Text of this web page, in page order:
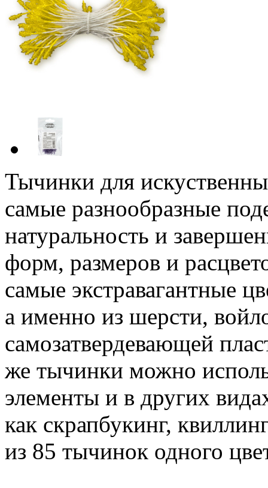
Тычинки для
самые разнообразные
натуральность и
форм, размеров и
самые экстравагантные
а именно из шерсти,
самозатвердевающей
же тычинки можно
элементы и в других
как скрапбукинг,
из 85 тычинок одного